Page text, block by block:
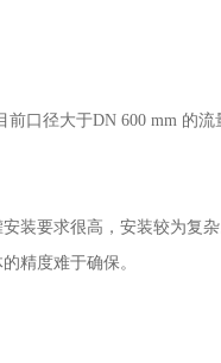
径大于DN 600 mm 的流
要求很高，安装较为复
精度难于确保。